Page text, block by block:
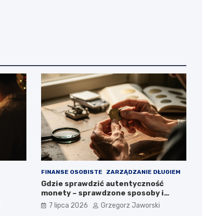
FINANSE OSOBISTE ZARZĄDZANIE DŁUGIEM
Gdzie sprawdzić autentyczność
monety – sprawdzone sposoby i
miejsca
7 lipca 2026 Grzegorz Jaworski